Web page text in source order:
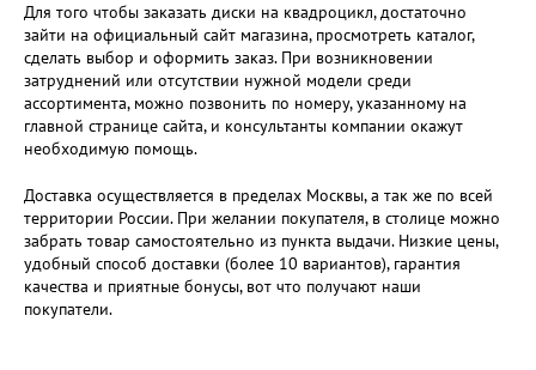
Для того чтобы заказать диски на квадроцикл, достаточно
зайти на официальный сайт магазина, просмотреть каталог,
сделать выбор и оформить заказ. При возникновении
затруднений или отсутствии нужной модели среди
ассортимента, можно позвонить по номеру, указанному на
главной странице сайта, и консультанты компании окажут
необходимую помощь.
Доставка осуществляется в пределах Москвы, а так же по всей
территории России. При желании покупателя, в столице можно
забрать товар самостоятельно из пункта выдачи. Низкие цены,
удобный способ доставки (более 10 вариантов), гарантия
качества и приятные бонусы, вот что получают наши
покупатели.